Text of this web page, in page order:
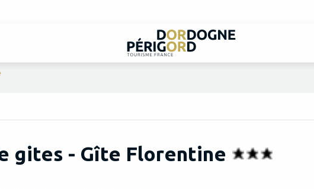
gites - Gîte Florentine